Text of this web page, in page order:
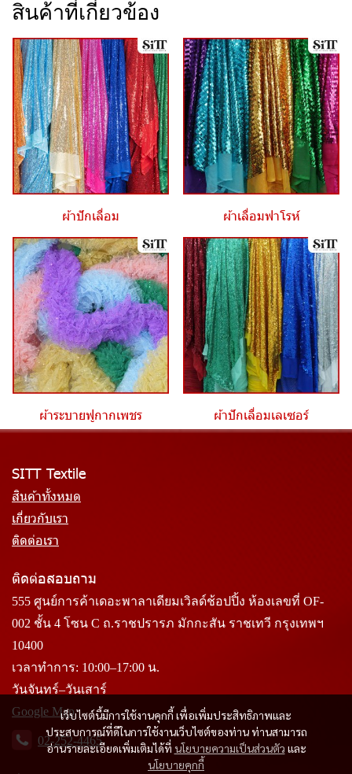
สินค้าที่เกี่ยวข้อง
ผ้าปักเลื่อม ผ้าเลื่อมฟาโรห์
ผ้าระบายฟูกากเพชร ผ้าปักเลื่อมเลเซอร์
เว็บไซต์นี้มีการใช้งานคุกกี้ เพื่อเพิ่มประสิทธิภาพและ
ประสบการณ์ที่ดีในการใช้งานเว็บไซต์ของท่าน ท่านสามารถ
อ่านรายละเอียดเพิ่มเติมได้ที่ นโยบายความเป็นส่วนตัว และ
นโยบายคุกกี้
SITT Textile
สินค้าทั้งหมด
เกี่ยวกับเรา
ติดต่อเรา
ติดต่อสอบถาม
555 ศูนย์การค้าเดอะพาลาเดียมเวิลด์ช้อปปิ้ง ห้องเลขที่ OF-
002 ชั้น 4 โซน C ถ.ราชปรารภ มักกะสัน ราชเทวี กรุงเทพฯ
10400
เวลาทำการ: 10:00–17:00 น.
วันจันทร์–วันเสาร์
Google Map
02-252-4465